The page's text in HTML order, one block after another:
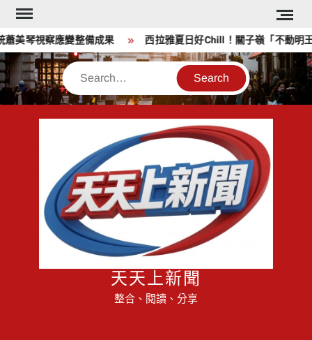
Skip
content
琴視察應變整備成果 西拉雅夏日好Chill！關子嶺「不動明王
Search
天天上新聞
整合、閱讀、分享